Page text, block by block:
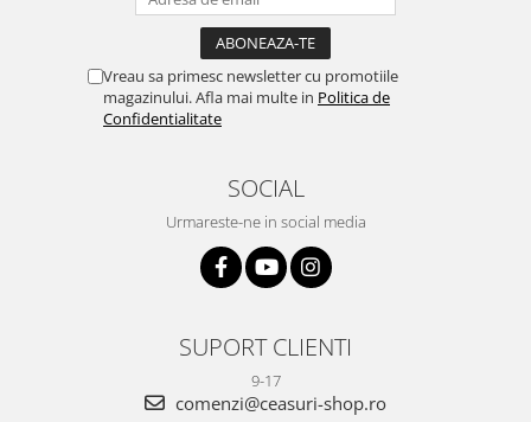
Vreau sa primesc newsletter cu promotiile
magazinului. Afla mai multe in Politica de
Confidentialitate
SOCIAL
Urmareste-ne in social media
SUPORT CLIENTI
9-17
comenzi@ceasuri-shop.ro